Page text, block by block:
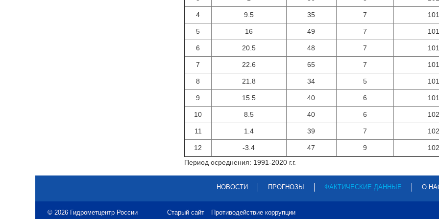
4 9.5 35 7
5 16 49 7
6 20.5 48 7
7 22.6 65 7
8 21.8 34 5
9 15.5 40 6
10 8.5 40 6
11 1.4 39 7
12 -3.4 47 9
Период осреднения: 1991-2020 г.г.
НОВОСТИ ПРОГНОЗЫ ФАКТИЧЕСКИЕ ДАННЫЕ О
© 2026 Гидрометцентр России Старый сайт Противодействие коррупции